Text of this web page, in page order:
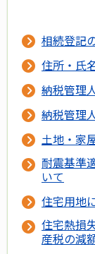
相続登記
住所・氏
納税管理
納税管理
土地・家
耐震基準
いて
住宅用地
住宅熱損
産税の減